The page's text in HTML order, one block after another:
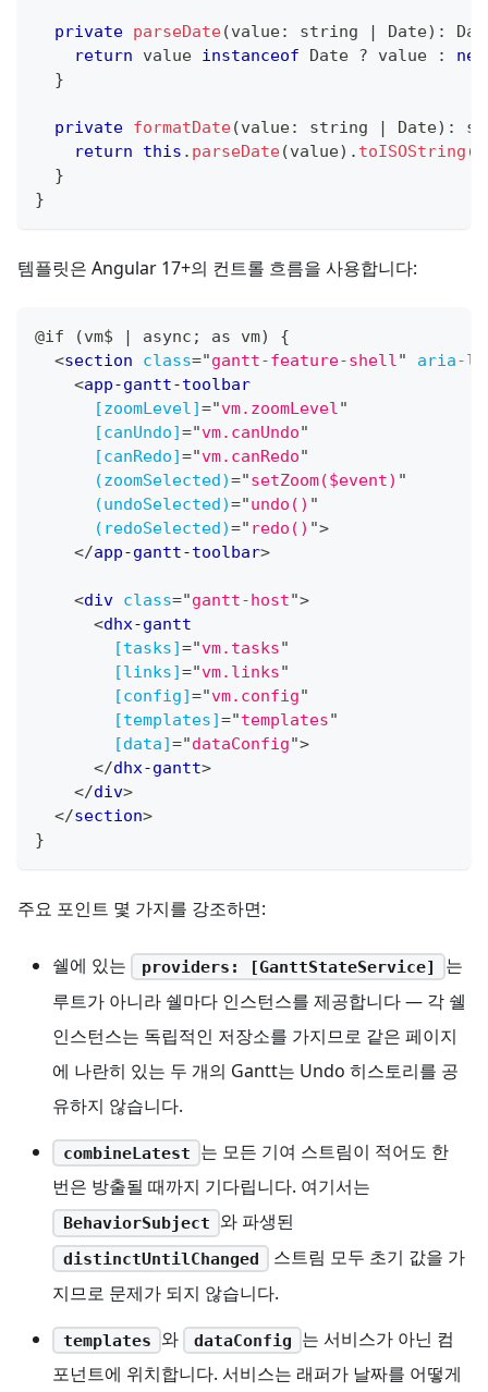
private parseDate(value: string | Date) :
return value instanceof Date ? value :
new
}
private formatDate(value: string | Date) :
return
this . parseDate(value) . toISOString (
}
}
템플릿은 Angular 17+의 컨트롤 흐름을 사용합니다:
@if (vm$ | async; as vm) {
<section class="gantt-feature-shell"
aria-
<app-gantt-toolbar
[zoomLevel]="vm.zoomLevel"
[canUndo]="vm.canUndo"
[canRedo]="vm.canRedo"
(zoomSelected)="setZoom($event) "
(undoSelected)="undo() "
(redoSelected)=" redo() ">
</app-gantt-toolbar>
<div class="gantt-host">
<dhx-gantt
[tasks]="vm.tasks"
[links]="vm.links"
[config]="vm.config"
[templates]="templates"
[data]="dataConfig">
</dhx-gantt>
</div>
</section>
}
주요 포인트 몇 가지를 강조하면:
쉘에 있는 providers: [GanttStateService]
는
루트가 아니라 쉘마다 인스턴스를 제공합니다 — 각 쉘
인스턴스는 독립적인 저장소를 가지므로 같은 페이지
에 나란히 있는 두 개의 Gantt는 Undo 히스토리를 공
유하지 않습니다.
combineLatest
는 모든 기여 스트림이 적어도 한
번은 방출될 때까지 기다립니다. 여기서는
BehaviorSubject 와 파생된
distinctUntilChanged
스트림 모두 초기 값을 가
지므로 문제가 되지 않습니다.
templates 와 dataConfig
는 서비스가 아닌 컴
포넌트에 위치합니다. 서비스는 래퍼가 날짜를 어떻게